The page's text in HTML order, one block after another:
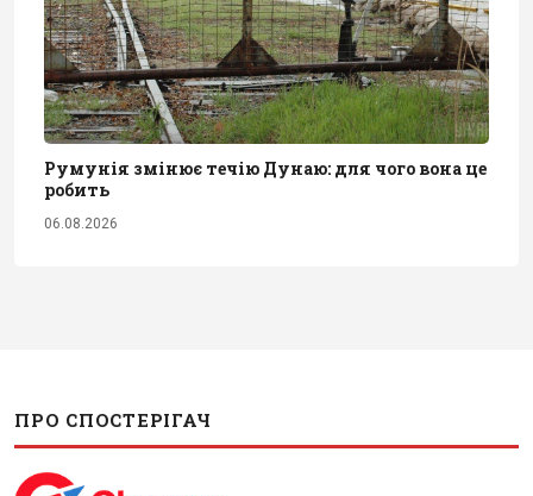
Румунія змінює течію Дунаю: для чого вона це
робить
06.08.2026
ПРО СПОСТЕРІГАЧ